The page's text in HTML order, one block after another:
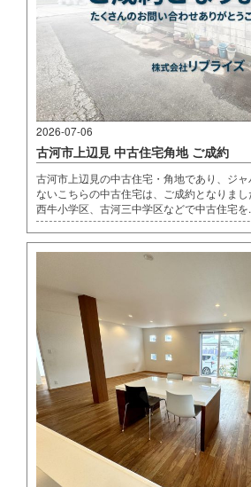
2026-07-06
古河市上辺見 中古住宅角地 ご成約
古河市上辺見の中古住宅・角地であり、ジ
ないこちらの中古住宅は、ご成約となりま
西牛小学区、古河三中学区などで中古住宅を